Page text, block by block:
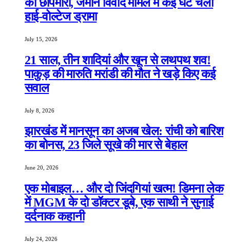
हाई-वोल्टेज ड्रामा
July 15, 2026
21 साल, तीन शादियां और खून से लथपथ शव!
पाकुड़ की मारुति मरांडी की मौत ने खड़े किए कई
सवाल
July 8, 2026
झारखंड में मानसून का अजब खेल: रांची को बारिश
का बोनस, 23 जिले सूखे की मार से बेहाल
June 20, 2026
एक मोबाइल… और दो जिंदगियां खत्म! डिमना लेक
में MGM के दो डॉक्टर डूबे, एक साथी ने सुनाई
दर्दनाक कहानी
July 24, 2026